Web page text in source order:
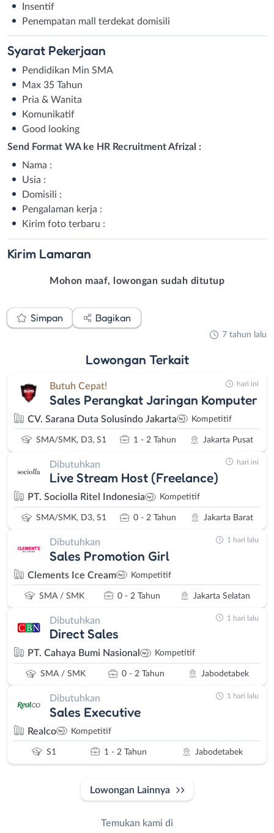
Insentif
Penempatan mall terdekat domisili
Syarat Pekerjaan
Pendidikan Min SMA
Max 35 Tahun
Pria & Wanita
Komunikatif
Good looking
Send Format WA ke HR Recruitment Afrizal :
Nama :
Usia :
Domisili :
Pengalaman kerja :
Kirim foto terbaru :
Kirim Lamaran
Mohon maaf, lowongan sudah ditutup
Simpan Bagikan
7 tahun lalu
Lowongan Terkait
Butuh Cepat!
Sales Perangkat Jaringan Komputer
CV. Sarana Duta Solusindo Jakarta Kompetitif
SMA/SMK, D3, S1 1 - 2 Tahun Jakarta Pusat
hari ini
Dibutuhkan
Live Stream Host (Freelance)
PT. Sociolla Ritel Indonesia Kompetitif
SMA/SMK, D3, S1 0 - 2 Tahun Jakarta Barat
hari ini
Dibutuhkan
Sales Promotion Girl
Clements Ice Cream Kompetitif
SMA / SMK 0 - 2 Tahun Jakarta Selatan
1 hari lalu
Dibutuhkan
Direct Sales
PT. Cahaya Bumi Nasional Kompetitif
SMA / SMK 0 - 2 Tahun Jabodetabek
1 hari lalu
Dibutuhkan
Sales Executive
Realco Kompetitif
S1 1 - 2 Tahun Jabodetabek
1 hari lalu
Lowongan Lainnya
Temukan kami di